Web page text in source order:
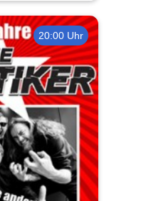
20:00 Uhr